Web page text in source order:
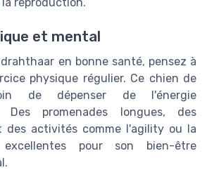
et mental
en bonne santé, pensez à
physique régulier. Ce chien de
de dépenser de l'énergie
Des promenades longues, des
des activités comme l'agility ou la
pour son bien-être